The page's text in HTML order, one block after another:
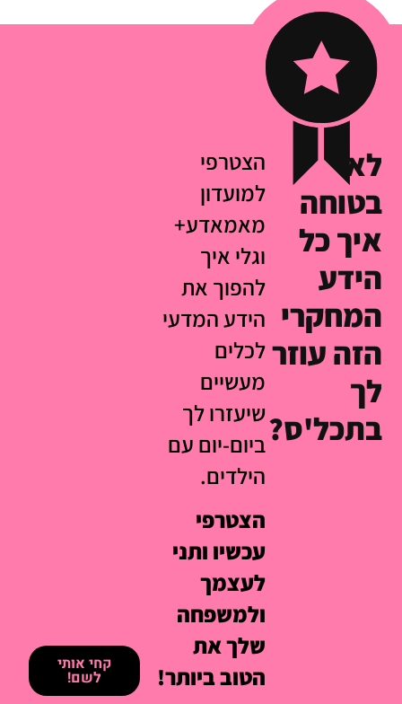
לא
בטוחה
איך כל
הידע
המחקרי
הזה עוזר
לך
בתכל'ס?
הצטרפי
למועדון
מאמאדע+
וגלי איך
להפוך את
הידע המדעי
לכלים
מעשיים
שיעזרו לך
ביום-יום עם
הילדים.
הצטרפי
עכשיו ותני
לעצמך
ולמשפחה
שלך את
הטוב ביותר!
קחי אותי
לשם!